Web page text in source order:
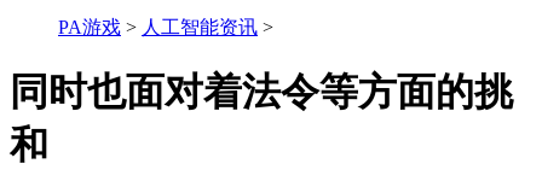
PA游戏 > 人工智能资讯 >
同时也面对着法令等方面的挑
和